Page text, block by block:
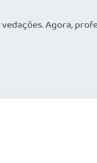
Agora,